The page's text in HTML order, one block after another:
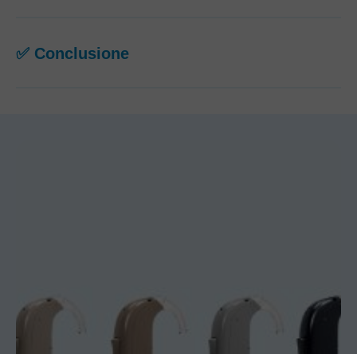
✅ Conclusione